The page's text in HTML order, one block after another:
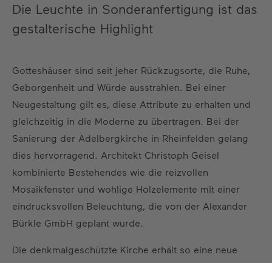
Die Leuchte in Sonderanfertigung ist das
gestalterische Highlight
Gotteshäuser sind seit jeher Rückzugsorte, die Ruhe,
Geborgenheit und Würde ausstrahlen. Bei einer
Neugestaltung gilt es, diese Attribute zu erhalten und
gleichzeitig in die Moderne zu übertragen. Bei der
Sanierung der Adelbergkirche in Rheinfelden gelang
dies hervorragend. Architekt Christoph Geisel
kombinierte Bestehendes wie die reizvollen
Mosaikfenster und wohlige Holzelemente mit einer
eindrucksvollen Beleuchtung, die von der Alexander
Bürkle GmbH geplant wurde.
Die denkmalgeschützte Kirche erhält so eine neue